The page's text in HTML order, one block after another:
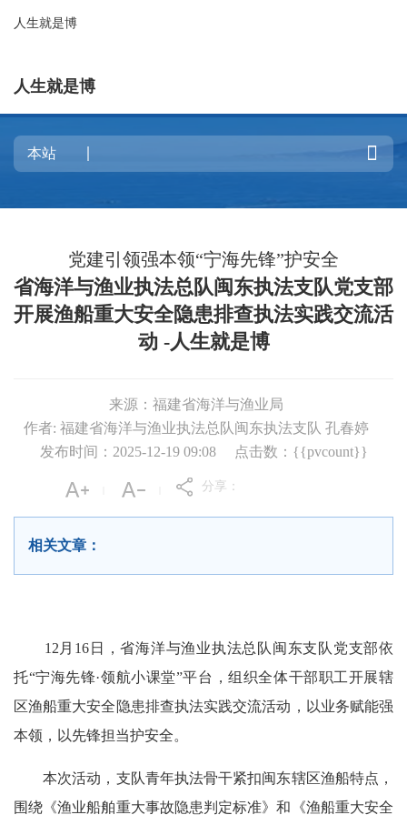
人生就是博
人生就是博

党建引领强本领“宁海先锋”护安全
省海洋与渔业执法总队闽东执法支队党支部
开展渔船重大安全隐患排查执法实践交流活
动 -人生就是博
来源：福建省海洋与渔业局
作者: 福建省海洋与渔业执法总队闽东执法支队 孔春婷
发布时间：2025-12-19 09:08
点击数：{{pvcount}}
分享：
相关文章：
12月16日，省海洋与渔业执法总队闽东支队党支部依
托“宁海先锋·领航小课堂”平台，组织全体干部职工开展辖
区渔船重大安全隐患排查执法实践交流活动，以业务赋能强
本领，以先锋担当护安全。
本次活动，支队青年执法骨干紧扣闽东辖区渔船特点，
围绕《渔业船舶重大事故隐患判定标准》和《渔船重大安全